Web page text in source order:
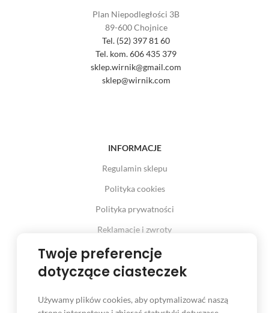
Plan Niepodległości 3B
89-600 Chojnice
Tel. (52) 397 81 60
Tel. kom. 606 435 379
sklep.wirnik@gmail.com
sklep@wirnik.com
INFORMACJE
Regulamin sklepu
Polityka cookies
Polityka prywatności
Reklamacje i zwroty
Prawo odstąpienia od umowy
INFORMACJE
Twoje preferencje
dotyczące ciasteczek
Używamy plików cookies, aby optymalizować naszą